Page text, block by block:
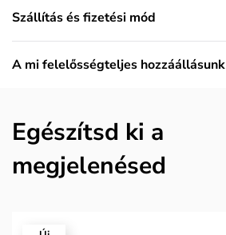
Szállítás és fizetési mód
A mi felelősségteljes hozzáállásunk
Egészítsd ki a
megjelenésed